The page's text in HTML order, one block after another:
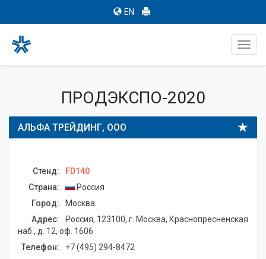
EN
ПРОДЭКСПО-2020
АЛЬФА ТРЕЙДИНГ, ООО
Стенд:
FD140
Страна:
Россия
Город:
Москва
Адрес:
Россия, 123100, г. Москва, Краснопресненская
наб., д. 12, оф. 1606
Телефон:
+7 (495) 294-8472